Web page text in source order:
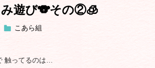
遊び🐨その②🧊
こあら組
触ってるのは…